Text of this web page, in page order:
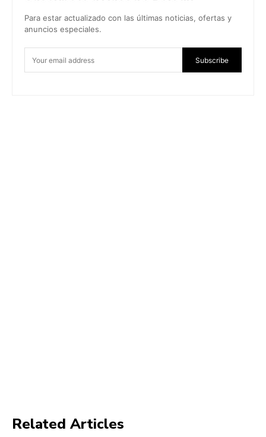
Para estar actualizado con las últimas noticias, ofertas y
anuncios especiales.
Subscribe
Related Articles